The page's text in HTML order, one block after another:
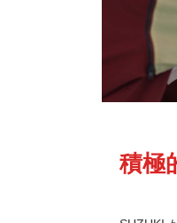
積極